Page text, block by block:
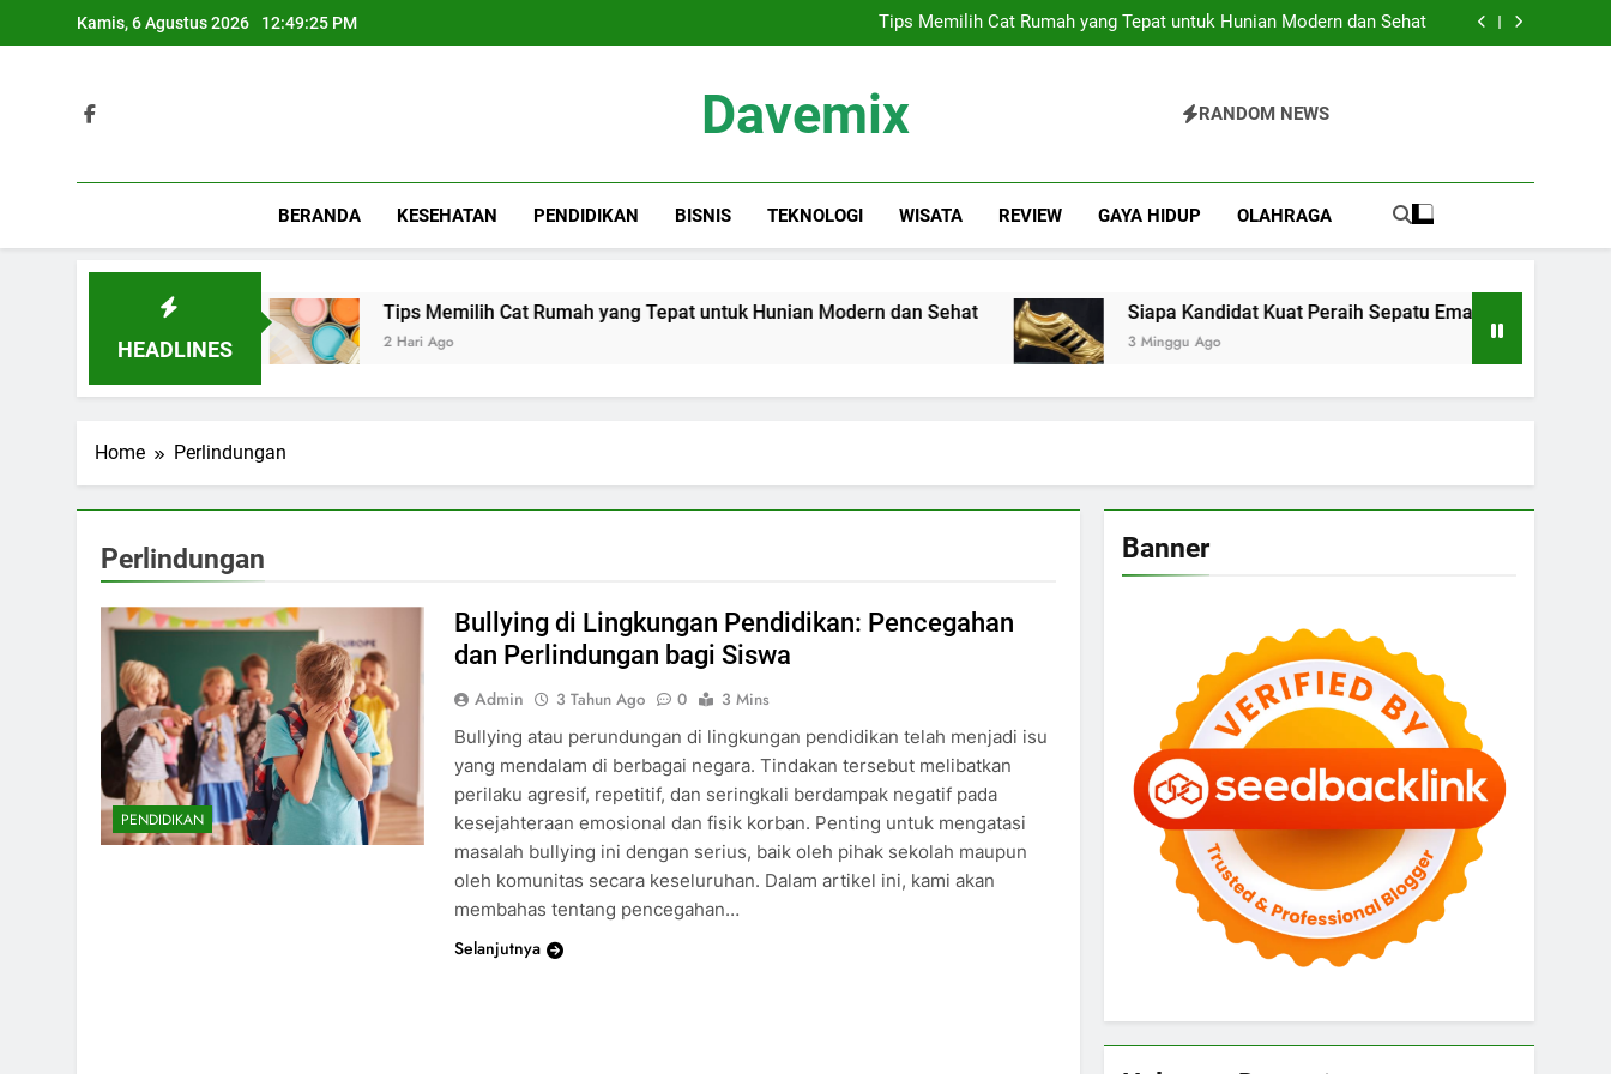
to
Kamis, 6 Agustus 2026 12:49:25 PM
Tips Memilih Cat Rumah yang Tepat untuk Hunian Modern dan Sehat
Siapa Kandidat Kuat Peraih Sepatu Emas Piala Dunia 2026?
Tips Memilih Cat Rumah yang Tepat untuk Hunian Modern dan Sehat
Siapa Kandidat Kuat Peraih Sepatu Emas Piala Dunia 2026?
Davemix RANDOM NEWS
BERANDA KESEHATAN PENDIDIKAN BISNIS TEKNOLOGI WISATA REVIEW GAYA HIDUP OLAHRAGA
HEADLINES
Acara Spesial Tips Memilih Cat Rumah yang Tepat untuk Hunian Modern dan Sehat
2 Hari Ago
Siapa Kandidat Kuat Peraih Sepatu Emas Piala Dunia 2026?
3 Minggu Ago
Home Perlindungan
Perlindungan
PENDIDIKAN
Bullying di Lingkungan Pendidikan: Pencegahan
dan Perlindungan bagi Siswa
Admin 3 Tahun Ago 0
3 Mins
Bullying atau perundungan di lingkungan pendidikan telah menjadi isu
yang mendalam di berbagai negara. Tindakan tersebut melibatkan
perilaku agresif, repetitif, dan seringkali berdampak negatif pada
kesejahteraan emosional dan fisik korban. Penting untuk mengatasi
masalah bullying ini dengan serius, baik oleh pihak sekolah maupun
oleh komunitas secara keseluruhan. Dalam artikel ini, kami akan
membahas tentang pencegahan…
Selanjutnya
Banner